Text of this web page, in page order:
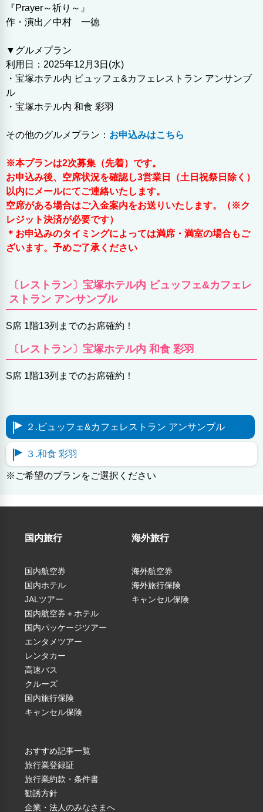
『Prayer～祈り～』
作・演出／中村 一徳
▼グルメプラン
利用日：2025年12月3日(水)
・宝塚ホテル内 ビュッフェ&カフェレストラン アンサンブ
ル
・宝塚ホテル内 和食 彩羽
その他のグルメプラン： お申込みはこちら
※本プランは2次募集（先着）です。
お申込み後、空席状況を確認し3営業日（土日祝祭日除く）
以内にメールにてご連絡いたします。
空席がある場合はご入金案内をお送りいたします。（※ク
レジット決済が必要です）
＊お申込みのタイミングによっては満席・満室の場合もご
ざいます。予めご了承ください
〔レストラン〕宝塚ホテル内 ビュッフェ&カフェレ
ストラン アンサンブル
S席 1階13列までのお席確約！
〔レストラン〕宝塚ホテル内 和食 彩羽
S席 1階13列までのお席確約！
２.ビュッフェ&カフェレストラン アンサンブル
３.和食 彩羽
※ご希望のプランをご選択ください
（税込）
２.ビュッフェ&カ
フェレストラン ア
ンサンブル
国内旅行
国内航空券
国内ホテル
JALツアー
国内航空券＋ホテル
国内パッケージツアー
エンタメツアー
レンタカー
高速バス
クルーズ
国内旅行保険
キャンセル保険
海外旅行
海外航空券
海外旅行保険
キャンセル保険
おすすめ記事一覧
旅行業登録証
旅行業約款・条件書
勧誘方針
企業・法人のみなさまへ